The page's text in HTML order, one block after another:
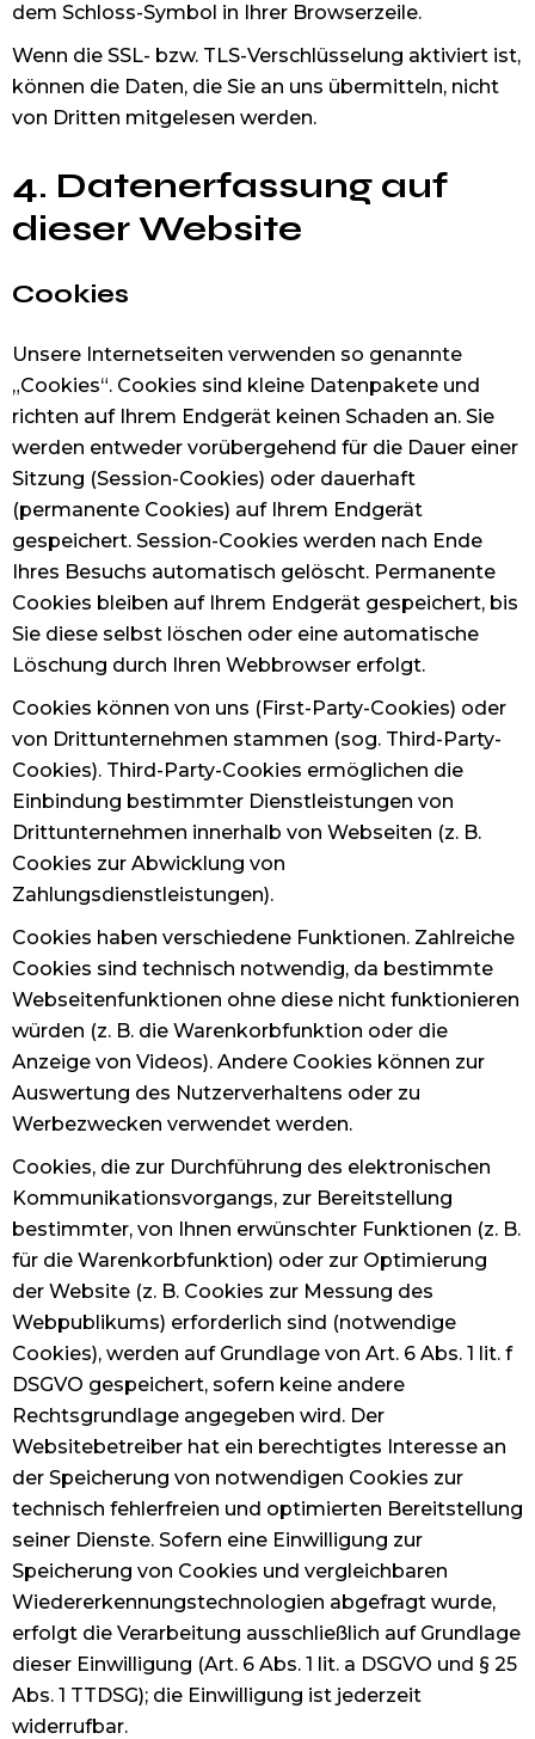
dem Schloss-Symbol in Ihrer Browserzeile.
Wenn die SSL- bzw. TLS-Verschlüsselung aktiviert ist,
können die Daten, die Sie an uns übermitteln, nicht
von Dritten mitgelesen werden.
4. Datenerfassung auf
dieser Website
Cookies
Unsere Internetseiten verwenden so genannte
„Cookies“. Cookies sind kleine Datenpakete und
richten auf Ihrem Endgerät keinen Schaden an. Sie
werden entweder vorübergehend für die Dauer einer
Sitzung (Session-Cookies) oder dauerhaft
(permanente Cookies) auf Ihrem Endgerät
gespeichert. Session-Cookies werden nach Ende
Ihres Besuchs automatisch gelöscht. Permanente
Cookies bleiben auf Ihrem Endgerät gespeichert, bis
Sie diese selbst löschen oder eine automatische
Löschung durch Ihren Webbrowser erfolgt.
Cookies können von uns (First-Party-Cookies) oder
von Drittunternehmen stammen (sog. Third-Party-
Cookies). Third-Party-Cookies ermöglichen die
Einbindung bestimmter Dienstleistungen von
Drittunternehmen innerhalb von Webseiten (z. B.
Cookies zur Abwicklung von
Zahlungsdienstleistungen).
Cookies haben verschiedene Funktionen. Zahlreiche
Cookies sind technisch notwendig, da bestimmte
Webseitenfunktionen ohne diese nicht funktionieren
würden (z. B. die Warenkorbfunktion oder die
Anzeige von Videos). Andere Cookies können zur
Auswertung des Nutzerverhaltens oder zu
Werbezwecken verwendet werden.
Cookies, die zur Durchführung des elektronischen
Kommunikationsvorgangs, zur Bereitstellung
bestimmter, von Ihnen erwünschter Funktionen (z. B.
für die Warenkorbfunktion) oder zur Optimierung
der Website (z. B. Cookies zur Messung des
Webpublikums) erforderlich sind (notwendige
Cookies), werden auf Grundlage von Art. 6 Abs. 1 lit. f
DSGVO gespeichert, sofern keine andere
Rechtsgrundlage angegeben wird. Der
Websitebetreiber hat ein berechtigtes Interesse an
der Speicherung von notwendigen Cookies zur
technisch fehlerfreien und optimierten Bereitstellung
seiner Dienste. Sofern eine Einwilligung zur
Speicherung von Cookies und vergleichbaren
Wiedererkennungstechnologien abgefragt wurde,
erfolgt die Verarbeitung ausschließlich auf Grundlage
dieser Einwilligung (Art. 6 Abs. 1 lit. a DSGVO und § 25
Abs. 1 TTDSG); die Einwilligung ist jederzeit
widerrufbar.